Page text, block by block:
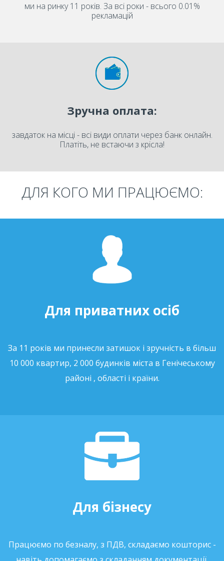
ми на ринку 11 років. За всі роки - всього 0.01%
рекламацій
Зручна оплата:
завдаток на місці - всі види оплати через банк онлайн.
Платіть, не встаючи з крісла!
ДЛЯ КОГО МИ ПРАЦЮЄМО:
Для приватних осіб
За 11 років ми принесли затишок і зручність в більш
10 000 квартир, 2 000 будинків міста в Генічеському
районі , області і країни.
Для бізнесу
Працюємо по безналу, з ПДВ, складаємо кошторис -